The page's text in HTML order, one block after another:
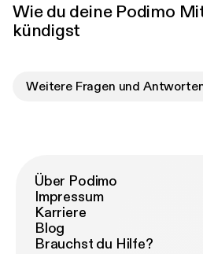
Wie du deine Podimo
kündigst
Weitere Fragen und
Über Podimo
Impressum
Karriere
Blog
Brauchst du Hilfe?